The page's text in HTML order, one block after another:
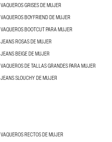
VAQUEROS GRISES DE MUJER
VAQUEROS BOYFRIEND DE MUJER
VAQUEROS BOOTCUT PARA MUJER
JEANS ROSAS DE MUJER
JEANS BEIGE DE MUJER
VAQUEROS DE TALLAS GRANDES PARA MUJER
JEANS SLOUCHY DE MUJER
VAQUEROS RECTOS DE MUJER